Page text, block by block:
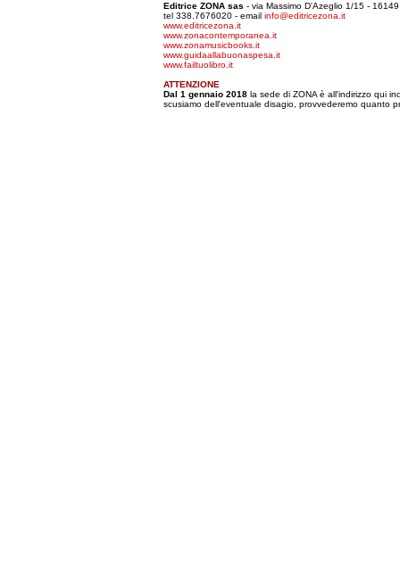
Editrice ZONA sas - via Massimo D'Azeglio 1/15 -
tel 338.7676020 - email info@editricezona.it
www.editricezona.it
www.zonacontemporanea.it
www.zonamusicbooks.it
www.guidaallabuonaspesa.it
www.failtuolibro.it
ATTENZIONE
Dal 1 gennaio 2018 la sede di ZONA è all'indirizzo qui
scusiamo dell'eventuale disagio, provvederemo quanto